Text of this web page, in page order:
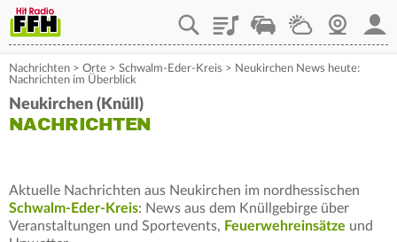
PlaylistStaupilotWetterWebcam
Nachrichten > Orte > Schwalm-Eder-Kreis > Neukirchen News heute:
Nachrichten im Überblick
Neukirchen (Knüll)
NACHRICHTEN
Aktuelle Nachrichten aus Neukirchen im nordhessischen
Schwalm-Eder-Kreis: News aus dem Knüllgebirge über
Veranstaltungen und Sportevents, Feuerwehreinsätze und